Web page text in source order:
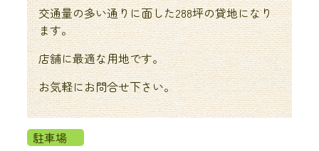
交通量の多い通りに面した288坪の貸地になり
ます。
店舗に最適な用地です。
お気軽にお問合せ下さい。
駐車場